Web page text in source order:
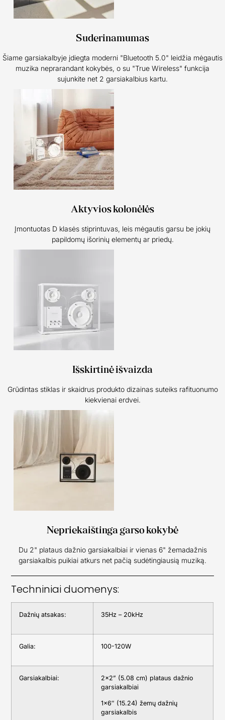
Suderinamumas
Šiame garsiakalbyje įdiegta moderni "Bluetooth 5.0" leidžia mėgautis
muzika neprarandant kokybės, o su "True Wireless" funkcija
sujunkite net 2 garsiakalbius kartu.
Aktyvios kolonėlės
Įmontuotas D klasės stiprintuvas, leis mėgautis garsu be jokių
papildomų išorinių elementų ar priedų.
Išskirtinė išvaizda
Grūdintas stiklas ir skaidrus produkto dizainas suteiks rafituonumo
kiekvienai erdvei.
Nepriekaištinga garso kokybė
Du 2" plataus dažnio garsiakalbiai ir vienas 6" žemadažnis
garsiakalbis puikiai atkurs net pačią sudėtingiausią muziką.
Techniniai duomenys:
Dažnių atsakas: 35Hz – 20kHz
Galia: 100-120W
Garsiakalbiai:
2×2” (5.08 cm) plataus dažnio
garsiakalbiai
1×6″ (15.24) žemų dažnių
garsiakalbis